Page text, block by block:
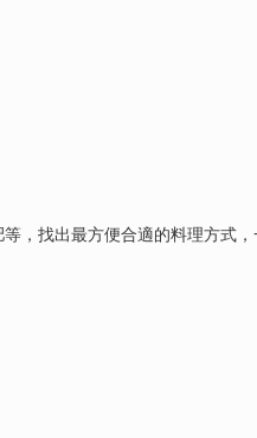
，找出最方便合適的料理方式，